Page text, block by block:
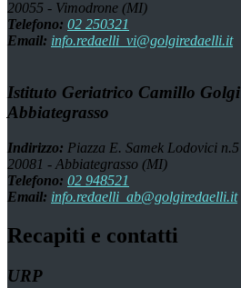
20055 - Vimodrone (MI)
Telefono: 02 250321
Email: info.redaelli_vi@golgiredaelli.it
Istituto Geriatrico Camillo Golgi
Abbiategrasso
Indirizzo: Piazza E. Samek Lodovici n.5
20081 - Abbiategrasso (MI)
Telefono: 02 948521
Email: info.redaelli_ab@golgiredaelli.it
Recapiti e contatti
URP